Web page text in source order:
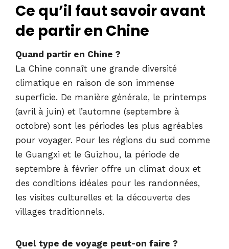
Ce qu’il faut savoir avant
de partir en Chine
Quand partir en Chine ?
La Chine connaît une grande diversité
climatique en raison de son immense
superficie. De manière générale, le printemps
(avril à juin) et l’automne (septembre à
octobre) sont les périodes les plus agréables
pour voyager. Pour les régions du sud comme
le Guangxi et le Guizhou, la période de
septembre à février offre un climat doux et
des conditions idéales pour les randonnées,
les visites culturelles et la découverte des
villages traditionnels.
Quel type de voyage peut-on faire ?